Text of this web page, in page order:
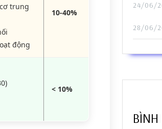
trung
động
10-40%
< 10%
24/06/
28/06/